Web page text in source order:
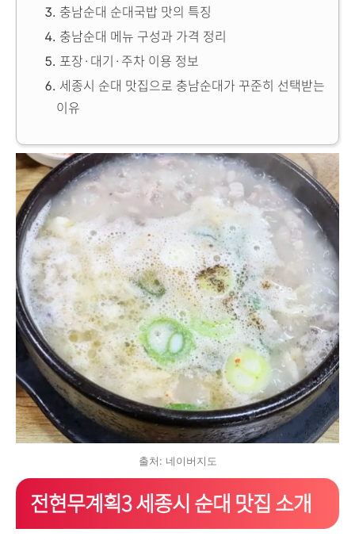
충남순대 순대국밥 맛의 특징
충남순대 메뉴 구성과 가격 정리
포장·대기·주차 이용 정보
세종시 순대 맛집으로 충남순대가 꾸준히 선택받는
이유
출처: 네이버지도
전현무계획3 세종시 순대 맛집 소개